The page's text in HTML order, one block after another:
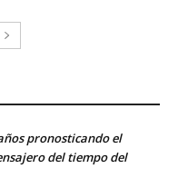
pronosticando el
del tiempo del